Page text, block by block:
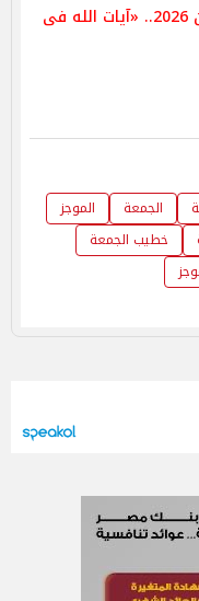
موضوع خطبة الجمعة الثالثة من رمضان 2026.. «آيات الله فى
الجمعة
الموجز
خطيب الجمعة